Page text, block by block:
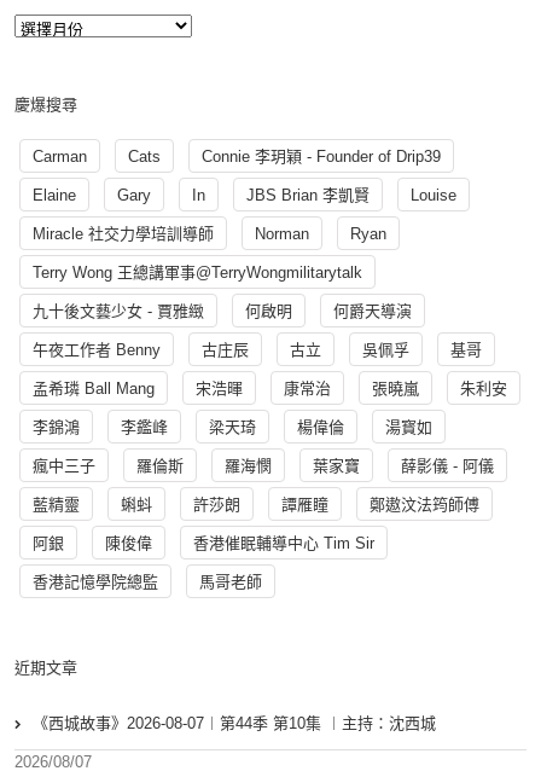
慶爆搜尋
Carman Cats Connie 李玥穎 - Founder of Drip39
Elaine Gary In JBS Brian 李凱賢 Louise
Miracle 社交力學培訓導師 Norman Ryan
Terry Wong 王總講軍事@TerryWongmilitarytalk
九十後文藝少女 - 賈雅緻 何啟明 何爵天導演
午夜工作者 Benny 古庄辰 古立 吳佩孚 基哥
孟希璘 Ball Mang 宋浩暉 康常治 張曉嵐 朱利安
李錦鴻 李鑑峰 梁天琦 楊偉倫 湯寳如
瘋中三子 羅倫斯 羅海憫 葉家寶 薛影儀 - 阿儀
藍精靈 蝌蚪 許莎朗 譚雁瞳 鄭遨汶法筠師傅
阿銀 陳俊偉 香港催眠輔導中心 Tim Sir
香港記憶學院總監 馬哥老師
近期文章
《西城故事》2026-08-07︱第44季 第10集 ︱主持：沈西城
2026/08/07